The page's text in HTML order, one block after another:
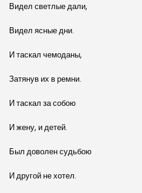
Видел светлые дали,
Видел ясные дни.
И таскал чемоданы,
Затянув их в ремни.
И таскал за собою
И жену, и детей.
Был доволен судьбою
И другой не хотел.